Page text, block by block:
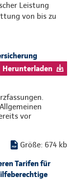
Leistung
von bis zu
Herunterladen
vor
Größe: 674 kb
Tarifen für